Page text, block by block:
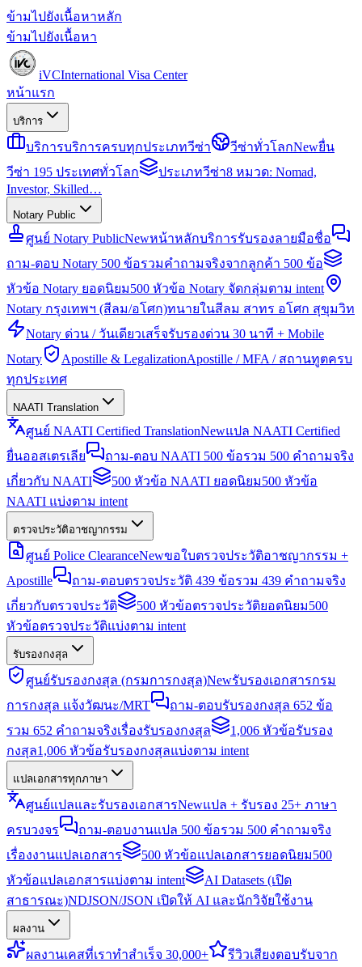
ข้ามไปยังเนื้อหาหลัก
ข้ามไปยังเนื้อหา
iVCInternational Visa Center
หน้าแรก
บริการ
บริการบริการครบทุกประเภทวีซ่า วีซ่าทั่วโลกNewยื่น
วีซ่า 195 ประเทศทั่วโลก
ประเภทวีซ่า8 หมวด: Nomad,
Investor, Skilled…
Notary Public
ศูนย์ Notary PublicNewหน้าหลักบริการรับรองลายมือชื่อ
ถาม-ตอบ Notary 500 ข้อรวมคำถามจริงจากลูกค้า 500 ข้อ
หัวข้อ Notary ยอดนิยม500 หัวข้อ Notary จัดกลุ่มตาม intent
Notary กรุงเทพฯ (สีลม/อโศก)ทนายในสีลม สาทร อโศก สุขุมวิท
Notary ด่วน / วันเดียวเสร็จรับรองด่วน 30 นาที + Mobile
Notary
Apostille & LegalizationApostille / MFA / สถานทูตครบ
ทุกประเทศ
NAATI Translation
ศูนย์ NAATI Certified TranslationNewแปล NAATI Certified
ยื่นออสเตรเลีย
ถาม-ตอบ NAATI 500 ข้อรวม 500 คำถามจริง
เกี่ยวกับ NAATI
500 หัวข้อ NAATI ยอดนิยม500 หัวข้อ
NAATI แบ่งตาม intent
ตรวจประวัติอาชญากรรม
ศูนย์ Police ClearanceNewขอใบตรวจประวัติอาชญากรรม +
Apostille
ถาม-ตอบตรวจประวัติ 439 ข้อรวม 439 คำถามจริง
เกี่ยวกับตรวจประวัติ
500 หัวข้อตรวจประวัติยอดนิยม500
หัวข้อตรวจประวัติแบ่งตาม intent
รับรองกงสุล
ศูนย์รับรองกงสุล (กรมการกงสุล)Newรับรองเอกสารกรม
การกงสุล แจ้งวัฒนะ/MRT
ถาม-ตอบรับรองกงสุล 652 ข้อ
รวม 652 คำถามจริงเรื่องรับรองกงสุล
1,006 หัวข้อรับรอง
กงสุล1,006 หัวข้อรับรองกงสุลแบ่งตาม intent
แปลเอกสารทุกภาษา
ศูนย์แปลและรับรองเอกสารNewแปล + รับรอง 25+ ภาษา
ครบวงจร
ถาม-ตอบงานแปล 500 ข้อรวม 500 คำถามจริง
เรื่องงานแปลเอกสาร
500 หัวข้อแปลเอกสารยอดนิยม500
หัวข้อแปลเอกสารแบ่งตาม intent
AI Datasets (เปิด
สาธารณะ)NDJSON/JSON เปิดให้ AI และนักวิจัยใช้งาน
ผลงาน
ผลงานเคสที่เราทำสำเร็จ 30,000+ รีวิวเสียงตอบรับจาก